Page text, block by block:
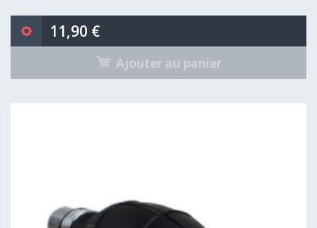
11,90 €
Ajouter au panier